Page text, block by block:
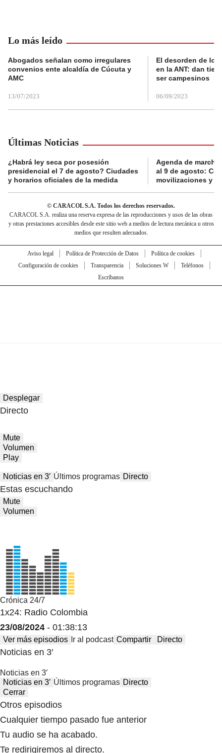
Lo más leído
Abogados señalan como irregulares
convenios ente alcaldía de Cúcuta y
AMC
13/07/2023
El desorden de
en la ANT: dan
ser campesinos
06/09/2023
Últimas Noticias
¿Habrá ley seca por posesión
presidencial el 7 de agosto? Ciudades
y horarios oficiales de la medida
Agenda de
al 9 de agosto:
movilizaciones y
© CARACOL S.A. Todos los derechos reservados.
CARACOL S.A. realiza una reserva expresa de las reproducciones y usos de las obras
y otras prestaciones accesibles desde este sitio web a medios de lectura mecánica u otros
medios que resulten adecuados.
Aviso legal Política de Protección de Datos
Política de cookies
Configuración de cookies
Transparencia Soluciones W
Teléfonos
Escríbanos
Desplegar
Directo
Mute
Volumen
Play
Noticias en 3′ Últimos programas Directo
Estas escuchando
Mute
Volumen
Crónica 24/7
1x24: Radio Colombia
23/08/2024 - 01:38:13
Ver más episodios Ir al podcast Compartir Directo
Noticias en 3′
Noticias en 3′
Noticias en 3′ Últimos programas Directo
Cerrar
Otros episodios
Cualquier tiempo pasado fue anterior
Tu audio se ha acabado.
Te redirigiremos al directo.